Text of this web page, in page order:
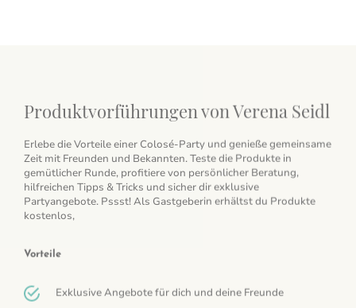
Produktvorführungen von Verena Seidl
Erlebe die Vorteile einer Colosé-Party und genieße gemeinsame
Zeit mit Freunden und Bekannten. Teste die Produkte in
gemütlicher Runde, profitiere von persönlicher Beratung,
hilfreichen Tipps & Tricks und sicher dir exklusive
Partyangebote. Pssst! Als Gastgeberin erhältst du Produkte
kostenlos,
Vorteile
Exklusive Angebote für dich und deine Freunde